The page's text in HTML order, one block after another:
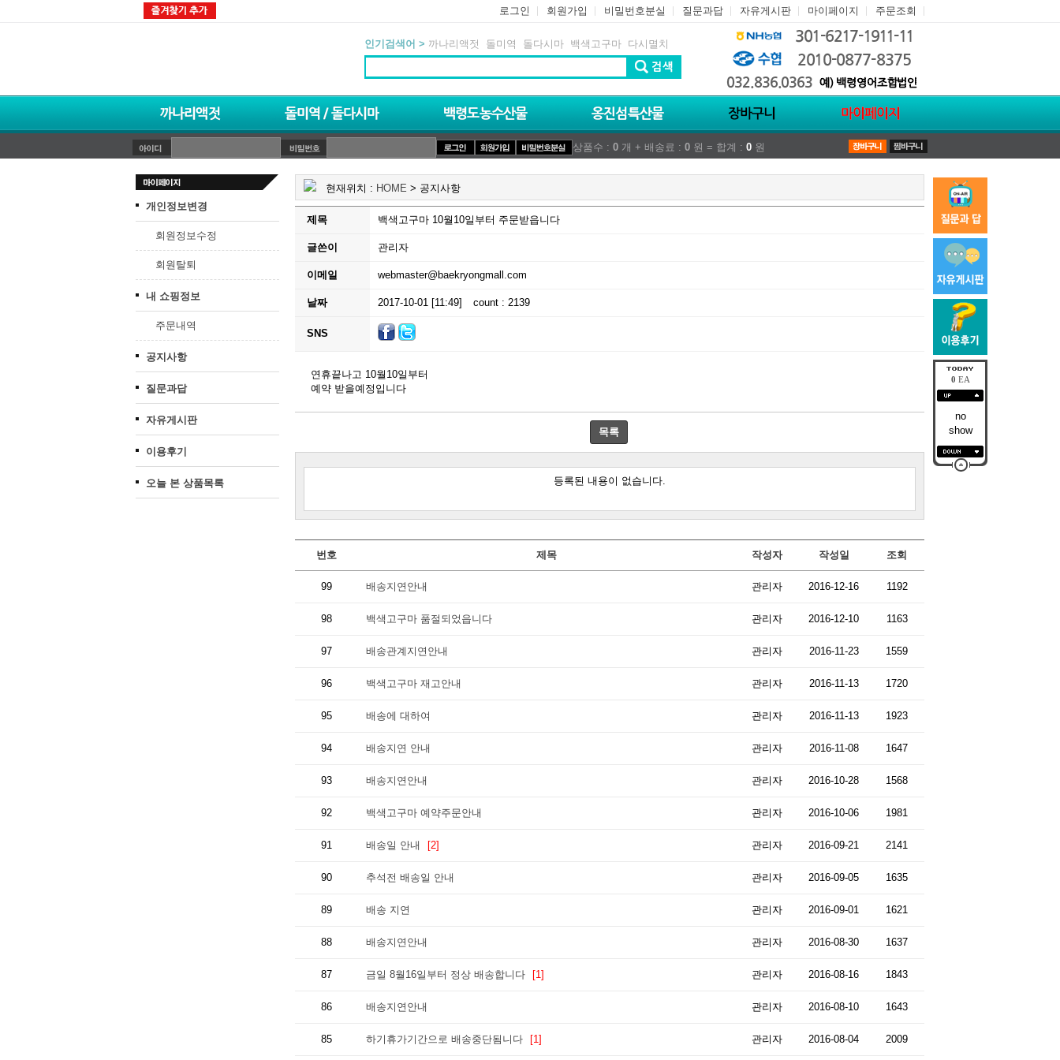
0 EA
no
show
로그인 회원가입 비밀번호분실 질문과답 자유게시판 마이페이지 주문조회
인기검색어 > 까나리액젓 돌미역 돌다시마 백색고구마 다시멸치
상품수 : 0 개 + 배송료 : 0 원 = 합계 : 0 원
개인정보변경
회원정보수정
회원탈퇴
내 쇼핑정보
주문내역
공지사항
질문과답
자유게시판
이용후기
오늘 본 상품목록
현재위치 : HOME > 공지사항
제목 백색고구마 10월10일부터 주문받읍니다
글쓴이 관리자
이메일 webmaster@baekryongmall.com
날짜 2017-10-01 [11:49] count : 2139
SNS
연휴끝나고 10월10일부터
예약 받을예정입니다
목록
등록된 내용이 없습니다.
번호 제목 작성자 작성일 조회
99 배송지연안내 관리자 2016-12-16 1192
98 백색고구마 품절되었읍니다 관리자 2016-12-10 1163
97 배송관계지연안내 관리자 2016-11-23 1559
96 백색고구마 재고안내 관리자 2016-11-13 1720
95 배송에 대하여 관리자 2016-11-13 1923
94 배송지연 안내 관리자 2016-11-08 1647
93 배송지연안내 관리자 2016-10-28 1568
92 백색고구마 예약주문안내 관리자 2016-10-06 1981
91 배송일 안내 [2] 관리자 2016-09-21 2141
90 추석전 배송일 안내 관리자 2016-09-05 1635
89 배송 지연 관리자 2016-09-01 1621
88 배송지연안내 관리자 2016-08-30 1637
87 금일 8월16일부터 정상 배송합니다 [1] 관리자 2016-08-16 1843
86 배송지연안내 관리자 2016-08-10 1643
85 하기휴가기간으로 배송중단됨니다 [1] 관리자 2016-08-04 2009